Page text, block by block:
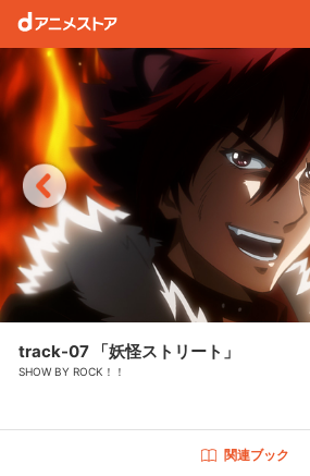
track-07 「妖怪ストリート」
SHOW BY ROCK！！
関連ブック